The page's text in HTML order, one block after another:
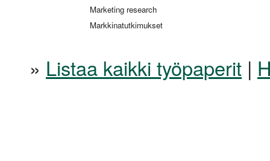
Marketing research
Markkinatutkimukset
» Listaa kaikki työpaperit |